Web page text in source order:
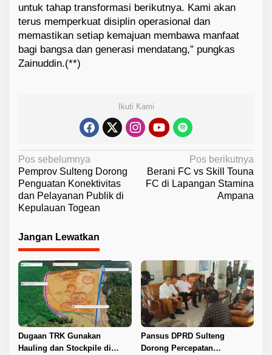
untuk tahap transformasi berikutnya. Kami akan
terus memperkuat disiplin operasional dan
memastikan setiap kemajuan membawa manfaat
bagi bangsa dan generasi mendatang,” pungkas
Zainuddin.(**)
Ikuti Kami
N
a
v
i
g
a
s
i
p
o
s
Pos sebelumnya
Pemprov Sulteng Dorong
Penguatan Konektivitas
dan Pelayanan Publik di
Kepulauan Togean
Pos berikutnya
Berani FC vs Skill Touna
FC di Lapangan Stamina
Ampana
Jangan Lewatkan
Dugaan TRK Gunakan
Hauling dan Stockpile di
Pansus DPRD Sulteng
Dorong Percepatan